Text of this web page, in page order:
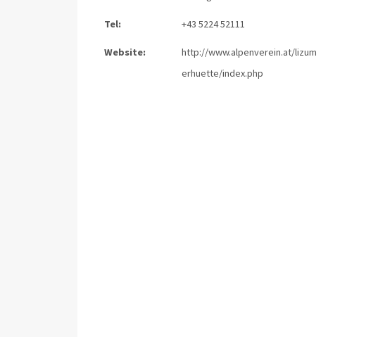
Tel: +43 5224 52111
Website:
http://www.alpenverein.at/lizum
erhuette/index.php